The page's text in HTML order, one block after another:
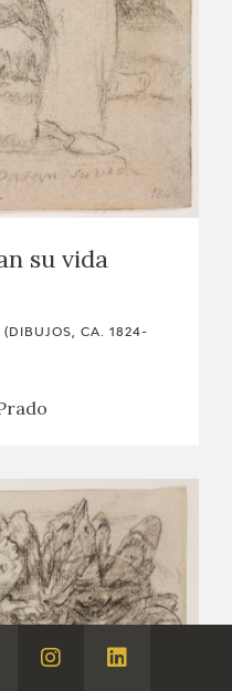
su vida
(DIBUJOS, CA. 1824-
Visita
Visita